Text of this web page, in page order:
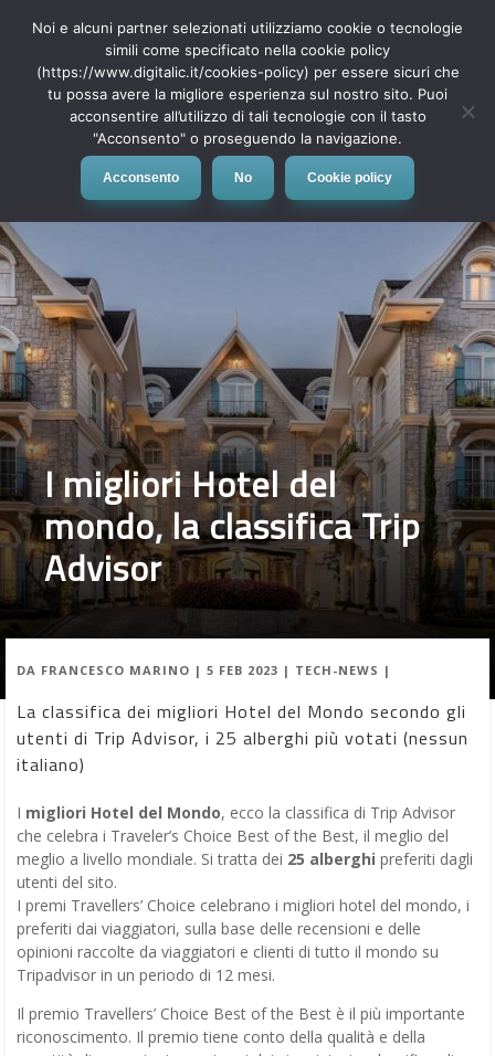
MENU
I migliori Hotel del
mondo, la classifica Trip
Advisor
DA FRANCESCO MARINO | 5 FEB 2023 | TECH-NEWS |
La classifica dei migliori Hotel del Mondo secondo gli
utenti di Trip Advisor, i 25 alberghi più votati (nessun
italiano)
I migliori Hotel del Mondo, ecco la classifica di Trip Advisor
che celebra i Traveler’s Choice Best of the Best, il meglio del
meglio a livello mondiale. Si tratta dei 25 alberghi preferiti dagli
utenti del sito.
I premi Travellers’ Choice celebrano i migliori hotel del mondo, i
preferiti dai viaggiatori, sulla base delle recensioni e delle
opinioni raccolte da viaggiatori e clienti di tutto il mondo su
Tripadvisor in un periodo di 12 mesi.
Il premio Travellers’ Choice Best of the Best è il più importante
riconoscimento. Il premio tiene conto della qualità e della
Noi e alcuni partner selezionati utilizziamo cookie o tecnologie
simili come specificato nella cookie policy
(https://www.digitalic.it/cookies-policy) per essere sicuri che
tu possa avere la migliore esperienza sul nostro sito. Puoi
acconsentire all’utilizzo di tali tecnologie con il tasto
"Acconsento" o proseguendo la navigazione.
Acconsento No Cookie policy